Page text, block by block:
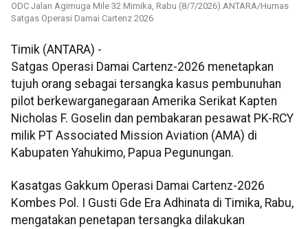
ODC Jalan Agimuga Mile 32 Mimika, Rabu (8/7/2026).ANTARA/Humas
Satgas Operasi Damai Cartenz 2026
Timik (ANTARA) -
Satgas Operasi Damai Cartenz-2026 menetapkan
tujuh orang sebagai tersangka kasus pembunuhan
pilot berkewarganegaraan Amerika Serikat Kapten
Nicholas F. Goselin dan pembakaran pesawat PK-RCY
milik PT Associated Mission Aviation (AMA) di
Kabupaten Yahukimo, Papua Pegunungan.
Kasatgas Gakkum Operasi Damai Cartenz-2026
Kombes Pol. I Gusti Gde Era Adhinata di Timika, Rabu,
mengatakan penetapan tersangka dilakukan